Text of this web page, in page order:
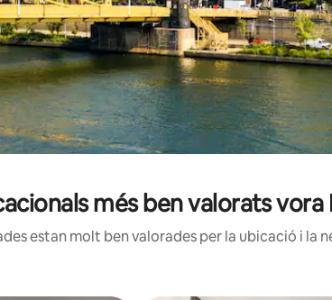
més ben valorats vora
estan molt ben valorades per la ubicació i la